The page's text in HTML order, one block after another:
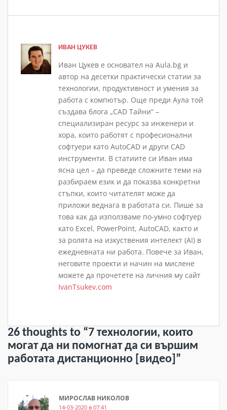
ИВАН ЦУКЕВ
Иван Цукев е основател на Aula.bg и
автор на десетки практически статии за
технологии, продуктивност и умения за
работа с компютър. Още преди Аула той
създава блога „CAD Тайни“ –
специализиран ресурс за инженери и
хора, които работят с професионални
софтуери като AutoCAD и други CAD
инструменти. В статиите си Иван има
ясна цел – да преведе сложните теми на
разбираем език и да показва конкретни
стъпки, които читателят може да
приложи веднага в работата си. Пише за
това как да използваме по-умно софтуер
като Excel, PowerPoint, AutoCAD, както и
за ролята на изкуствения интелект (AI) в
ежедневната ни работа. Повече за Иван,
неговите проекти и начин на мислене
можете да прочетете на личния му сайт
IvanTsukev.com
26 thoughts to “7 технологии, които
могат да ни помогнат да си вършим
работата дистанционно [видео]”
МИРОСЛАВ НИКОЛОВ
14-03-2020 в 07:41